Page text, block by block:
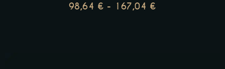
98,64 € - 167,04 €